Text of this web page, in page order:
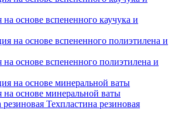
на основе вспененного каучука и
на основе вспененного полиэтилена и
на основе минеральной ваты
Техпластина резиновая